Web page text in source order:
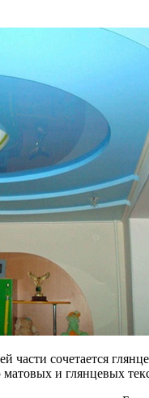
части сочетается
и глянцевых